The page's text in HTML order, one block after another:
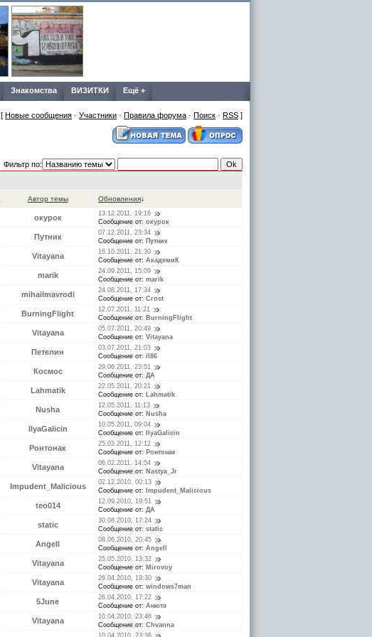
Знакомства ВИЗИТКИ Ещё +
[ Новые сообщения · Участники · Правила форума · Поиск · RSS ]
Фильтр по:
Автор темы Обновления↓
окурок
13.12.2011, 19:16
Сообщение от: окурок
Путник
07.12.2011, 23:34
Сообщение от: Путник
Vitayana
16.10.2011, 21:30
Сообщение от: АкадемиК
marik
24.09.2011, 15:09
Сообщение от: marik
mihailmavrodi
24.08.2011, 17:34
Сообщение от: Crost
BurningFlight
12.07.2011, 11:21
Сообщение от: BurningFlight
Vitayana
05.07.2011, 20:49
Сообщение от: Vitayana
Петелин
03.07.2011, 21:03
Сообщение от: il86
Космос
29.06.2011, 23:51
Сообщение от: ДА
Lahmatik
22.05.2011, 20:21
Сообщение от: Lahmatik
Nusha
12.05.2011, 11:13
Сообщение от: Nusha
IlyaGalicin
10.05.2011, 09:04
Сообщение от:
IlyaGalicin
Ронтонак
25.03.2011, 12:12
Сообщение от: Ронтонак
Vitayana
06.02.2011, 14:54
Сообщение от: Nastya_Jr
Impudent_Malicious
02.12.2010, 00:13
Сообщение от:
Impudent_Malicious
teo014
12.09.2010, 19:51
Сообщение от: ДА
static
30.08.2010, 17:24
Сообщение от: static
Angell
08.06.2010, 20:45
Сообщение от: Angell
Vitayana
25.05.2010, 13:32
Сообщение от: Mirovoy
Vitayana
26.04.2010, 19:30
Сообщение от: windows7man
5June
26.04.2010, 17:22
Сообщение от: Анютэ
Vitayana
10.04.2010, 23:46
Сообщение от: Chvanna